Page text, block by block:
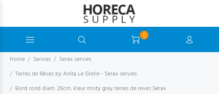
0
Home Servies
Serax servies
Terres de Rêves by Anita Le Grelle - Serax servies
Bord rond diam. 26cm. kleur misty grey terres de reves Serax